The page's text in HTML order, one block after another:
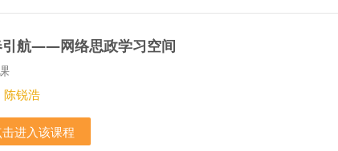
引航——网络思政学习空间
别
陈锐浩
击进入该课程